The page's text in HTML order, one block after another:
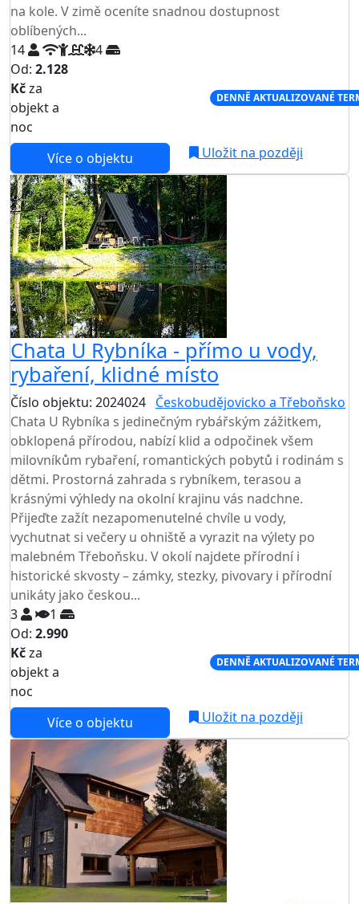
na kole. V zimě oceníte snadnou dostupnost
oblíbených...
14
4
Od: 2.128
Kčza
objekt a
noc
DENNĚ AKTUALIZOVANÉ
Více o objektu Uložit na později
Chata U Rybníka - přímo u vody,
rybaření, klidné místo
Číslo objektu: 2024024 Českobudějovicko a Třeboňsko
Chata U Rybníka s jedinečným rybářským zážitkem,
obklopená přírodou, nabízí klid a odpočinek všem
milovníkům rybaření, romantických pobytů i rodinám s
dětmi. Prostorná zahrada s rybníkem, terasou a
krásnými výhledy na okolní krajinu vás nadchne.
Přijeďte zažít nezapomenutelné chvíle u vody,
vychutnat si večery u ohniště a vyrazit na výlety po
malebném Třeboňsku. V okolí najdete přírodní i
historické skvosty – zámky, stezky, pivovary i přírodní
unikáty jako českou...
3
1
Od: 2.990
Kčza
objekt a
noc
DENNĚ AKTUALIZOVANÉ
Více o objektu Uložit na později